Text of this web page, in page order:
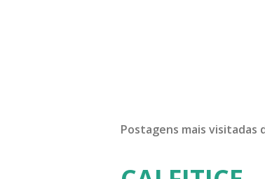
Postagens mais visitadas